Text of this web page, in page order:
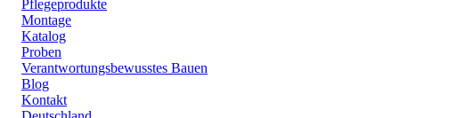
Pflegeprodukte
Montage
Katalog
Proben
Verantwortungsbewusstes Bauen
Blog
Kontakt